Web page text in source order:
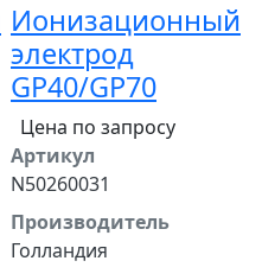
Ионизационный
электрод
GP40/GP70
Цена по запросу
Артикул
N50260031
Производитель
Голландия